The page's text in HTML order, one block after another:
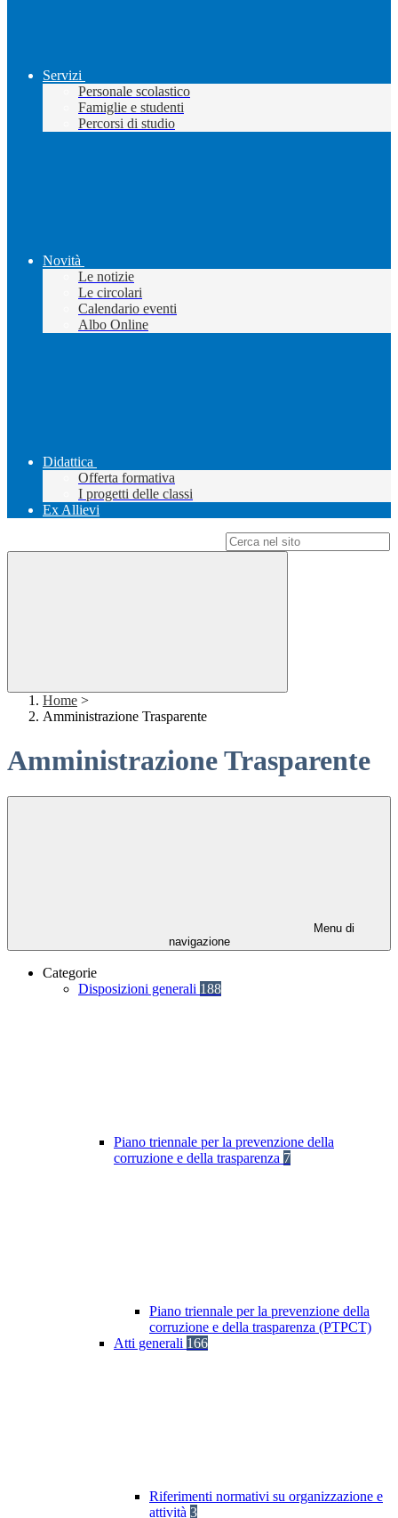
Servizi
Personale scolastico
Famiglie e studenti
Percorsi di studio
Novità
Le notizie
Le circolari
Calendario eventi
Albo Online
Didattica
Offerta formativa
I progetti delle classi
Ex Allievi
Home >
Amministrazione Trasparente
Amministrazione Trasparente
Menu di
navigazione
Categorie
Disposizioni generali 188
Piano triennale per la prevenzione della
corruzione e della trasparenza 7
Piano triennale per la prevenzione della
corruzione e della trasparenza (PTPCT)
Atti generali 166
Riferimenti normativi su organizzazione e
attività 3